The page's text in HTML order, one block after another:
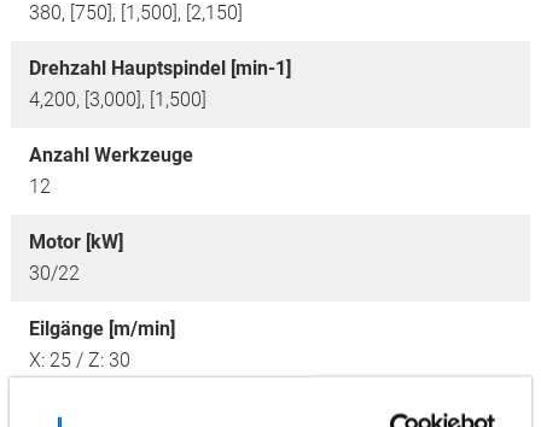
380, [750], [1,500], [2,150]
Drehzahl Hauptspindel [min-1]
4,200, [3,000], [1,500]
Anzahl Werkzeuge
12
Motor [kW]
30/22
Eilgänge [m/min]
X: 25 / Z: 30
Optionen